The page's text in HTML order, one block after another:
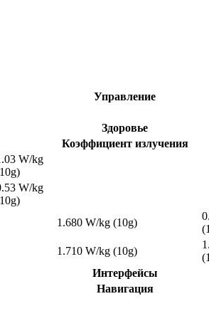
Управление
Здоровье
Коэффициент излучения
W/kg
W/kg
1.680 W/kg (10g)
1.710 W/kg (10g)
Интерфейсы
Навигация